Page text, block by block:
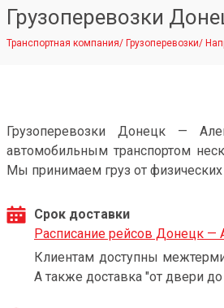
Грузоперевозки
Транспортная компания/ Грузоперевозки/
Грузоперевозки Донецк —
автомобильным транспортом
Мы принимаем груз от
Срок доставки
Расписание рейсов Донецк —
Клиентам доступны
А также доставка "от двери